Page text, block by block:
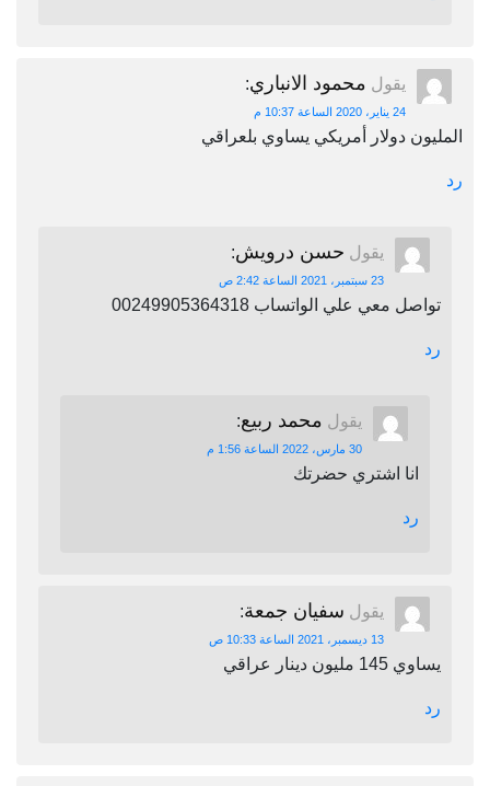
يقول محمود الانباري:
24 يناير، 2020 الساعة 10:37 م
المليون دولار أمريكي يساوي بلعراقي
رد
يقول حسن درويش:
23 سبتمبر، 2021 الساعة 2:42 ص
تواصل معي علي الواتساب 00249905364318
رد
يقول محمد ربيع:
30 مارس، 2022 الساعة 1:56 م
انا اشتري حضرتك
رد
يقول سفيان جمعة:
13 ديسمبر، 2021 الساعة 10:33 ص
يساوي 145 مليون دينار عراقي
رد